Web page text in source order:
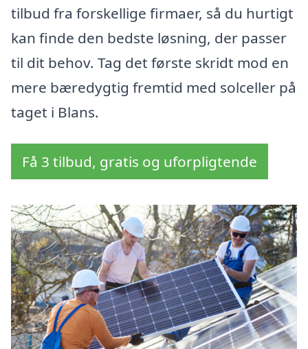
tilbud fra forskellige firmaer, så du hurtigt
kan finde den bedste løsning, der passer
til dit behov. Tag det første skridt mod en
mere bæredygtig fremtid med solceller på
taget i Blans.
Få 3 tilbud, gratis og uforpligtende